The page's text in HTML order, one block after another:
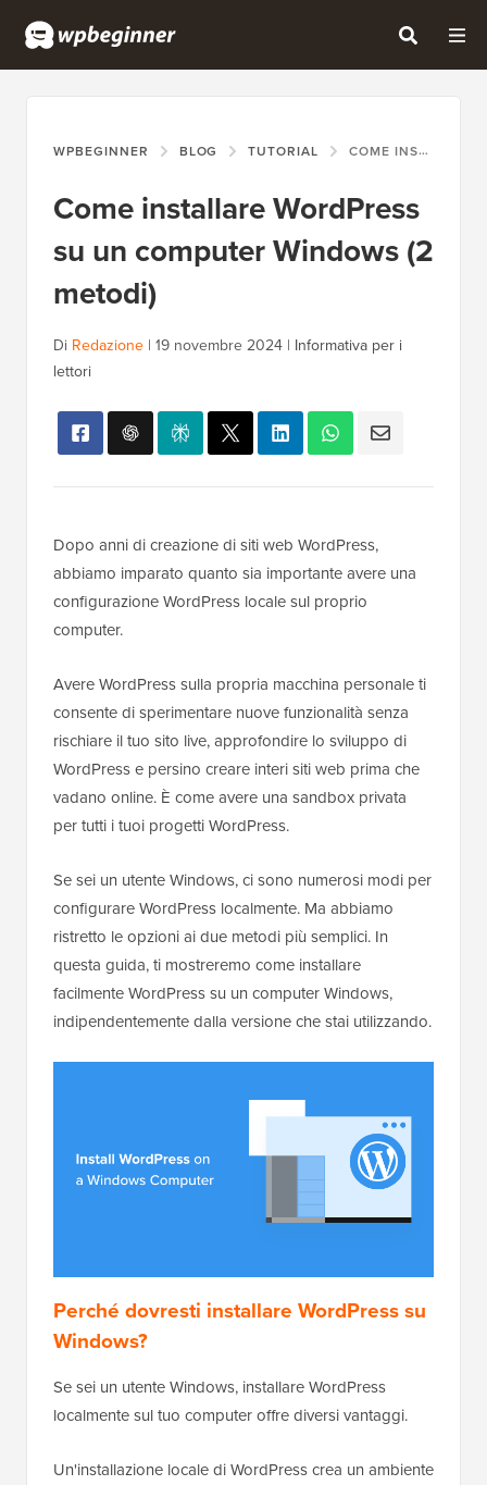
WPBEGINNER BLOG TUTORIAL COME INSTALLARE WORDPRESS SU UN COMPUTER WINDOWS (2 METODI)
Come installare WordPress
su un computer Windows (2
metodi)
Di Redazione | 19 novembre 2024 | Informativa per i
lettori
Dopo anni di creazione di siti web WordPress,
abbiamo imparato quanto sia importante avere una
configurazione WordPress locale sul proprio
computer.
Avere WordPress sulla propria macchina personale ti
consente di sperimentare nuove funzionalità senza
rischiare il tuo sito live, approfondire lo sviluppo di
WordPress e persino creare interi siti web prima che
vadano online. È come avere una sandbox privata
per tutti i tuoi progetti WordPress.
Se sei un utente Windows, ci sono numerosi modi per
configurare WordPress localmente. Ma abbiamo
ristretto le opzioni ai due metodi più semplici. In
questa guida, ti mostreremo come installare
facilmente WordPress su un computer Windows,
indipendentemente dalla versione che stai utilizzando.
Perché dovresti installare WordPress su
Windows?
Se sei un utente Windows, installare WordPress
localmente sul tuo computer offre diversi vantaggi.
Un'installazione locale di WordPress crea un ambiente